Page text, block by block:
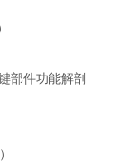
部件功能解剖